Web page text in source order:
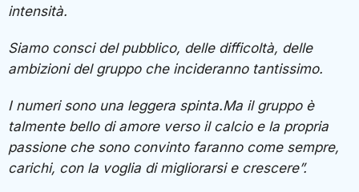
intensità.
Siamo consci del pubblico, delle difficoltà, delle
ambizioni del gruppo che incideranno tantissimo.
I numeri sono una leggera spinta.Ma il gruppo è
talmente bello di amore verso il calcio e la propria
passione che sono convinto faranno come sempre,
carichi, con la voglia di migliorarsi e crescere”.